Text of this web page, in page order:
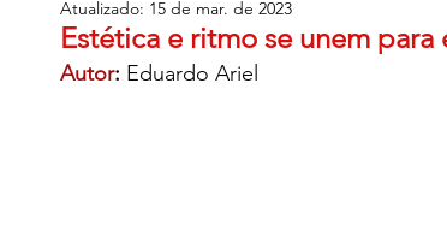
Atualizado: 15 de mar. de 2023
Estética e ritmo se unem para
Autor: Eduardo Ariel